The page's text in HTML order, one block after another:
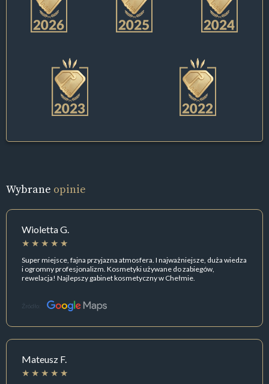
Wybrane opinie
Wioletta G.
Super miejsce, fajna przyjazna atmosfera. I najważniejsze, duża wiedza
i ogromny profesjonalizm. Kosmetyki używane do zabiegów,
rewelacja! Najlepszy gabinet kosmetyczny w Chełmie.
Źródło:
Mateusz F.